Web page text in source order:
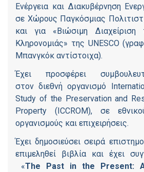
Ενέργεια και Διακυβέρνηση
σε Χώρους Παγκόσμιας
και για «Βιώσιμη Διαχείριση
Κληρονομιάς» της UNESCO
Μπανγκόκ αντίστοιχα).
Έχει προσφέρει
στον διεθνή οργανισμό
Study of the Preservation and
Property (ICCROM), σε
οργανισμούς και επιχειρήσεις.
Έχει δημοσιεύσει σειρά
επιμεληθεί βιβλία και έχει
«The Past in the Present: